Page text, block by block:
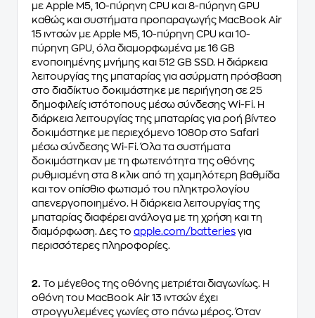
με Apple M5, 10-πύρηνη CPU και 8-πύρηνη GPU
καθώς και συστήματα προπαραγωγής MacBook Air
15 ιντσών με Apple M5, 10-πύρηνη CPU και 10-
πύρηνη GPU, όλα διαμορφωμένα με 16 GB
ενοποιημένης μνήμης και 512 GB SSD. Η διάρκεια
λειτουργίας της μπαταρίας για ασύρματη πρόσβαση
στο διαδίκτυο δοκιμάστηκε με περιήγηση σε 25
δημοφιλείς ιστότοπους μέσω σύνδεσης Wi-Fi. Η
διάρκεια λειτουργίας της μπαταρίας για ροή βίντεο
δοκιμάστηκε με περιεχόμενο 1080p στο Safari
μέσω σύνδεσης Wi-Fi. Όλα τα συστήματα
δοκιμάστηκαν με τη φωτεινότητα της οθόνης
ρυθμισμένη στα 8 κλικ από τη χαμηλότερη βαθμίδα
και τον οπίσθιο φωτισμό του πληκτρολογίου
απενεργοποιημένο. Η διάρκεια λειτουργίας της
μπαταρίας διαφέρει ανάλογα με τη χρήση και τη
διαμόρφωση. Δες το apple.com/batteries για
περισσότερες πληροφορίες.
2. Το μέγεθος της οθόνης μετριέται διαγωνίως. Η
οθόνη του MacBook Air 13 ιντσών έχει
στρογγυλεμένες γωνίες στο πάνω μέρος. Όταν